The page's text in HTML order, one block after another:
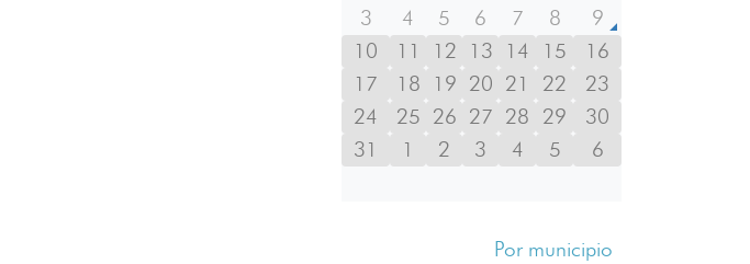
3
4 5 6 7 8
9
10
11 12 13 14 15
16
17
18 19 20 21 22
23
24
25 26 27 28 29
30
31
1 2 3 4 5 6
Por municipio